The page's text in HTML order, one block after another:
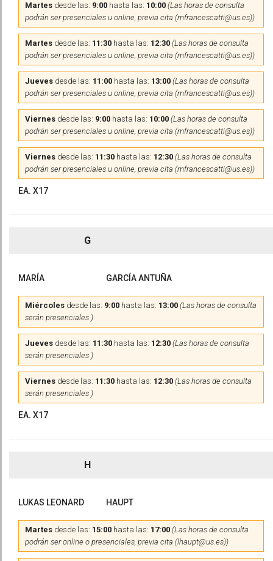
Martes desde las: 9:00 hasta las: 10:00 (Las horas de consulta
podrán ser presenciales u online, previa cita (mfrancescatti@us.es))
Martes desde las: 11:30 hasta las: 12:30 (Las horas de consulta
podrán ser presenciales u online, previa cita (mfrancescatti@us.es))
Jueves desde las: 11:00 hasta las: 13:00 (Las horas de consulta
podrán ser presenciales u online, previa cita (mfrancescatti@us.es))
Viernes desde las: 9:00 hasta las: 10:00 (Las horas de consulta
podrán ser presenciales u online, previa cita (mfrancescatti@us.es))
Viernes desde las: 11:30 hasta las: 12:30 (Las horas de consulta
podrán ser presenciales u online, previa cita (mfrancescatti@us.es))
EA. X17
G
MARÍA GARCÍA ANTUÑA
Miércoles desde las: 9:00 hasta las: 13:00 (Las horas de consulta
serán presenciales )
Jueves desde las: 11:30 hasta las: 12:30 (Las horas de consulta
serán presenciales )
Viernes desde las: 11:30 hasta las: 12:30 (Las horas de consulta
serán presenciales )
EA. X17
H
LUKAS LEONARD HAUPT
Martes desde las: 15:00 hasta las: 17:00 (Las horas de consulta
podrán ser online o presenciales, previa cita (lhaupt@us.es))